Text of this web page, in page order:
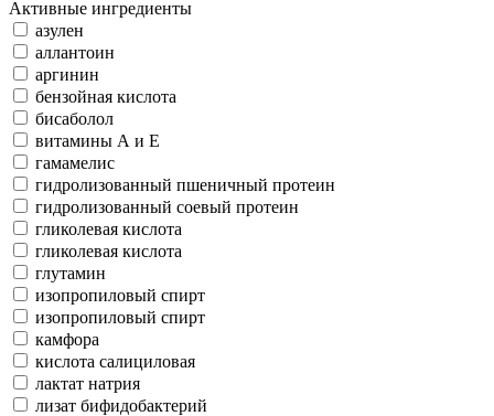
Активные ингредиенты
азулен
аллантоин
аргинин
бензойная кислота
бисаболол
витамины А и Е
гамамелис
гидролизованный пшеничный протеин
гидролизованный соевый протеин
гликолевая кислота
гликолевая кислота
глутамин
изопропиловый спирт
изопропиловый спирт
камфора
кислота салициловая
лактат натрия
лизат бифидобактерий